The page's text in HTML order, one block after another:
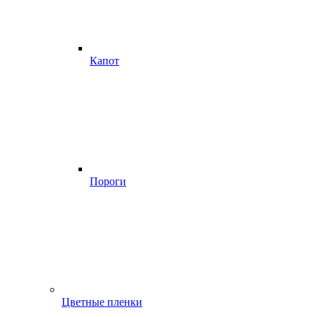
Капот
Пороги
Цветные пленки